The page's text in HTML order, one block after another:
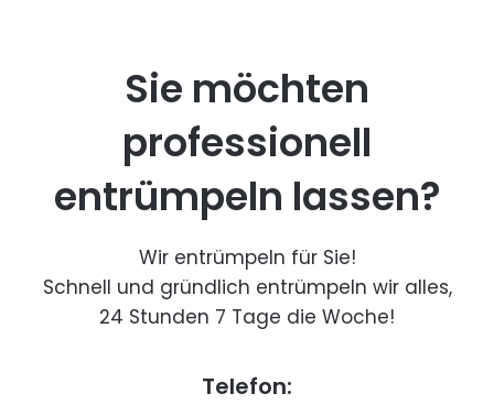
Sie möchten
professionell
entrümpeln lassen?
Wir entrümpeln für Sie!
Schnell und gründlich entrümpeln wir alles,
24 Stunden 7 Tage die Woche!
Telefon: